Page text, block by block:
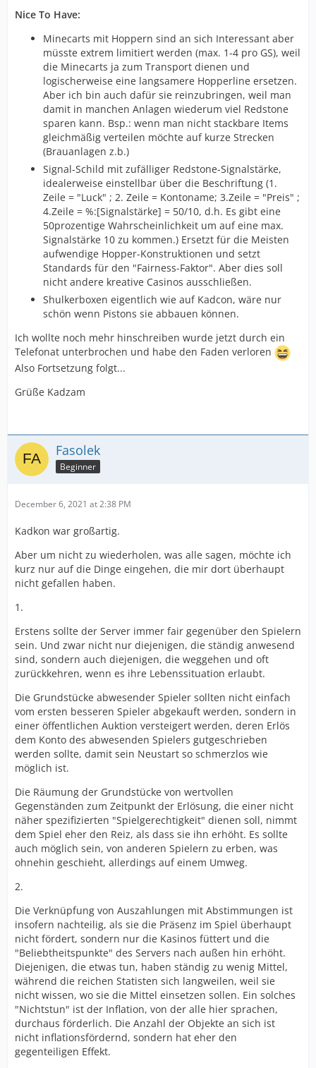
Nice To Have:
Minecarts mit Hoppern sind an sich Interessant aber
müsste extrem limitiert werden (max. 1-4 pro GS), weil
die Minecarts ja zum Transport dienen und
logischerweise eine langsamere Hopperline ersetzen.
Aber ich bin auch dafür sie reinzubringen, weil man
damit in manchen Anlagen wiederum viel Redstone
sparen kann. Bsp.: wenn man nicht stackbare Items
gleichmäßig verteilen möchte auf kurze Strecken
(Brauanlagen z.b.)
Signal-Schild mit zufälliger Redstone-Signalstärke,
idealerweise einstellbar über die Beschriftung (1.
Zeile = "Luck" ; 2. Zeile = Kontoname; 3.Zeile = "Preis" ;
4.Zeile = %:[Signalstärke] = 50/10, d.h. Es gibt eine
50prozentige Wahrscheinlichkeit um auf eine max.
Signalstärke 10 zu kommen.) Ersetzt für die Meisten
aufwendige Hopper-Konstruktionen und setzt
Standards für den "Fairness-Faktor". Aber dies soll
nicht andere kreative Casinos ausschließen.
Shulkerboxen eigentlich wie auf Kadcon, wäre nur
schön wenn Pistons sie abbauen können.
Ich wollte noch mehr hinschreiben wurde jetzt durch ein
Telefonat unterbrochen und habe den Faden verloren
Also Fortsetzung folgt...
Grüße Kadzam
Fasolek
Beginner
December 6, 2021 at 2:38 PM
Kadkon war großartig.
Aber um nicht zu wiederholen, was alle sagen, möchte ich
kurz nur auf die Dinge eingehen, die mir dort überhaupt
nicht gefallen haben.
1.
Erstens sollte der Server immer fair gegenüber den Spielern
sein. Und zwar nicht nur diejenigen, die ständig anwesend
sind, sondern auch diejenigen, die weggehen und oft
zurückkehren, wenn es ihre Lebenssituation erlaubt.
Die Grundstücke abwesender Spieler sollten nicht einfach
vom ersten besseren Spieler abgekauft werden, sondern in
einer öffentlichen Auktion versteigert werden, deren Erlös
dem Konto des abwesenden Spielers gutgeschrieben
werden sollte, damit sein Neustart so schmerzlos wie
möglich ist.
Die Räumung der Grundstücke von wertvollen
Gegenständen zum Zeitpunkt der Erlösung, die einer nicht
näher spezifizierten "Spielgerechtigkeit" dienen soll, nimmt
dem Spiel eher den Reiz, als dass sie ihn erhöht. Es sollte
auch möglich sein, von anderen Spielern zu erben, was
ohnehin geschieht, allerdings auf einem Umweg.
2.
Die Verknüpfung von Auszahlungen mit Abstimmungen ist
insofern nachteilig, als sie die Präsenz im Spiel überhaupt
nicht fördert, sondern nur die Kasinos füttert und die
"Beliebtheitspunkte" des Servers nach außen hin erhöht.
Diejenigen, die etwas tun, haben ständig zu wenig Mittel,
während die reichen Statisten sich langweilen, weil sie
nicht wissen, wo sie die Mittel einsetzen sollen. Ein solches
"Nichtstun" ist der Inflation, von der alle hier sprachen,
durchaus förderlich. Die Anzahl der Objekte an sich ist
nicht inflationsfördernd, sondern hat eher den
gegenteiligen Effekt.